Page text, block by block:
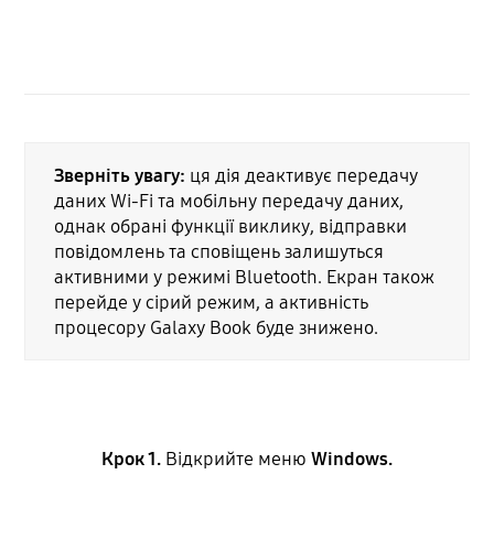
Зверніть увагу: ця дія деактивує передачу
даних Wi-Fi та мобільну передачу даних,
однак обрані функції виклику, відправки
повідомлень та сповіщень залишуться
активними у режимі Bluetooth. Екран також
перейде у сірий режим, а активність
процесору Galaxy Book буде знижено.
Крок 1. Відкрийте меню Windows.